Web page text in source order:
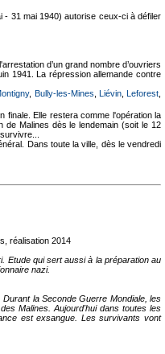
- 31 mai 1940) autorise ceux-ci à défiler
d’un grand nombre d’ouvriers
1941. La répression allemande contre
, Bully-les-Mines Liévin,Leforest
finale. Elle restera comme l'opération la
Malines dès le lendemain (soit le 12
Dans toute la ville, dès le vendredi
réalisation 2014
Etude qui sert aussi à la préparation au
nazi.
la Seconde Guerre Mondiale, les
Malines. Aujourd'hui dans toutes les
est exsangue. Les survivants vont